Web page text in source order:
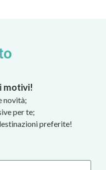
motivi!
novità;
per te;
preferite!